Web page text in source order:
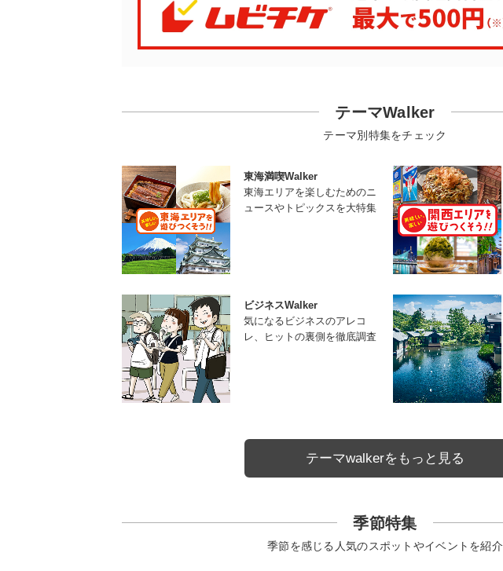
テーマWalker
テーマ別特集をチェック
東海満喫Walker
東海エリアを楽しむためのニ
ュースやトピックスを大特集
ビジネスWalker
気になるビジネスのアレコ
レ、ヒットの裏側を徹底調査
テーマwalkerをもっと見る
季節特集
季節を感じる人気のスポットやイベントを紹介